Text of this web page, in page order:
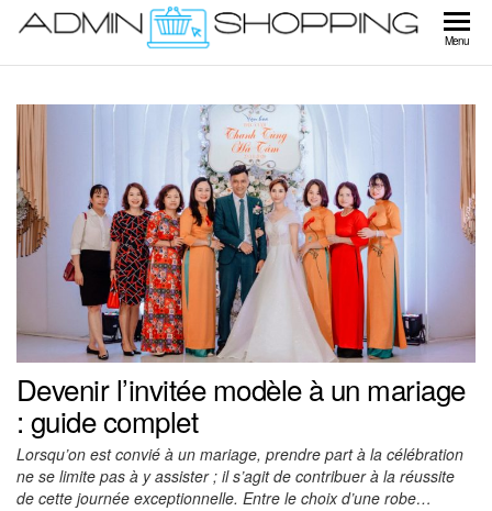
Menu
Devenir l’invitée modèle à un mariage
: guide complet
Lorsqu’on est convié à un mariage, prendre part à la célébration
ne se limite pas à y assister ; il s’agit de contribuer à la réussite
de cette journée exceptionnelle. Entre le choix d’une robe…